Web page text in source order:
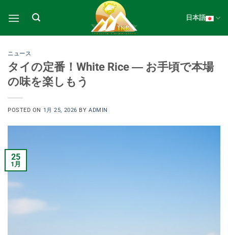
日本語
ニュース
タイの定番！White Rice ― お手頃で本場
の味を楽しもう
POSTED ON 1月 25, 2026 BYADMIN
25
1月